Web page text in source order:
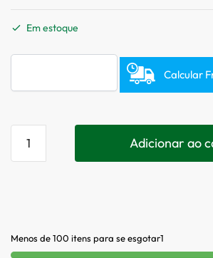
Em estoque
Calcular
Adicionar ao
Menos de 100 itens para se esgotar1